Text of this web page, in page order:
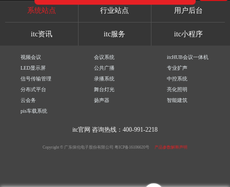
系统站点 行业站点 用户后台
itc资讯 itc服务 itc小程序
视频会议 会议系统
itcHUB会议一体机
LED显示屏
公共广播
专业扩声
信号传输管理
录播系统
中控系统
分布式平台
舞台灯光
亮化照明
云会务
扬声器
智能建筑
pis车载系统
itc官网 咨询热线：400-991-2218
Copyright © 广东保伦电子股份有限公司 粤ICP备16106620号 产品参数解释声明